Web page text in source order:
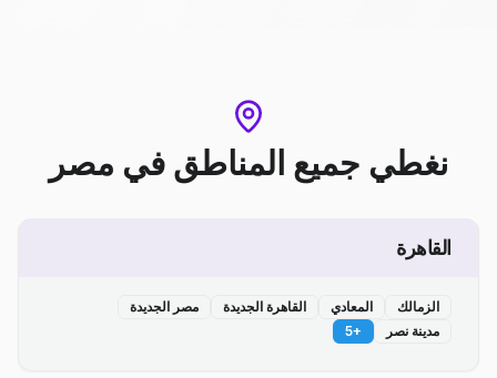
نغطي جميع المناطق في مصر
القاهرة
الزمالك المعادي القاهرة الجديدة
مصر الجديدة
مدينة نصر
+
5